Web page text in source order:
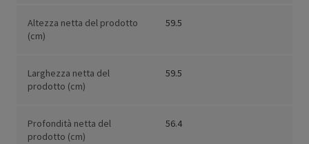
Altezza netta del prodotto
(cm)
59.5
Larghezza netta del
prodotto (cm)
59.5
Profondità netta del
prodotto (cm)
56.4